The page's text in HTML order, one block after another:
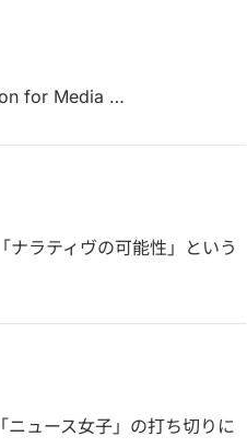
for Media …
ラティヴの可能性」という
ュース女子」の打ち切りに